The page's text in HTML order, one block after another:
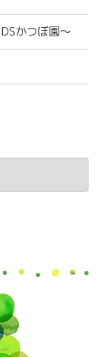
かつぼ園～